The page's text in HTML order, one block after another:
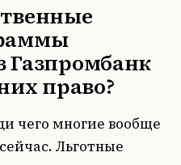
Газпромбанк
право?
чего многие вообще
Льготные